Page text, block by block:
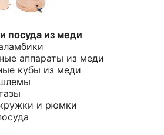
посуда из меди
аппараты из меди
кубы из меди
и рюмки